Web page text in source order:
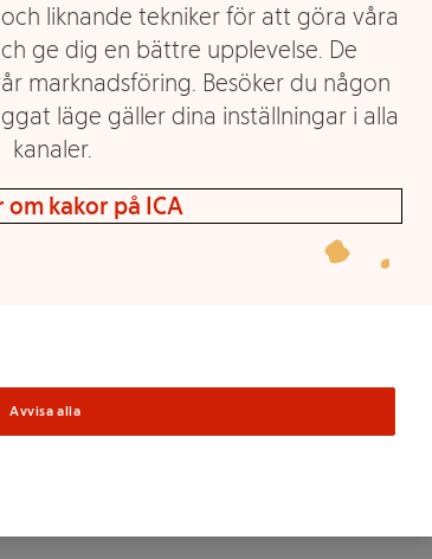
Välj butik
Sortimentet kan
liknande tekniker för att göra våra
ge dig en bättre upplevelse. De
marknadsföring. Besöker du någon
läge gäller dina inställningar i alla
kanaler.
om kakor på ICA
Avvisa alla